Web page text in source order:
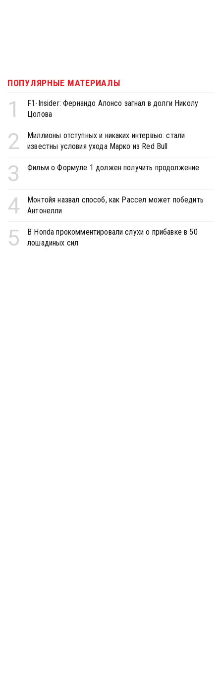
ПОПУЛЯРНЫЕ МАТЕРИАЛЫ
1
F1-Insider: Фернандо Алонсо загнал в долги Николу
Цолова
2
Миллионы отступных и никаких интервью: стали
известны условия ухода Марко из Red Bull
3 Фильм о Формуле 1 должен получить продолжение
4
Монтойя назвал способ, как Рассел может победить
Антонелли
5
В Honda прокомментировали слухи о прибавке в 50
лошадиных сил